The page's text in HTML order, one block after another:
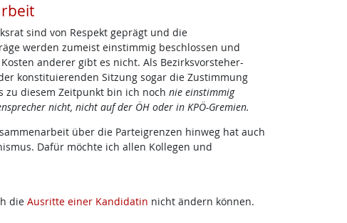
sind von Respekt geprägt und die
werden zumeist einstimmig beschlossen und
anderer gibt es nicht. Als Bezirksvorsteher-
konstituierenden Sitzung sogar die Zustimmung
zu diesem Zeitpunkt bin ich noch nie einstimmig
nicht, nicht auf der ÖH oder in KPÖ-Gremien.
über die Parteigrenzen hinweg hat auch
Dafür möchte ich allen Kollegen und
die Ausritte einer Kandidatin nicht ändern können.